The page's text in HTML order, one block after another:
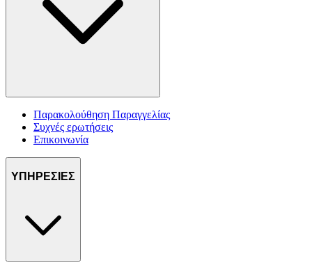
Παρακολούθηση Παραγγελίας
Συχνές ερωτήσεις
Επικοινωνία
ΥΠΗΡΕΣΙΕΣ